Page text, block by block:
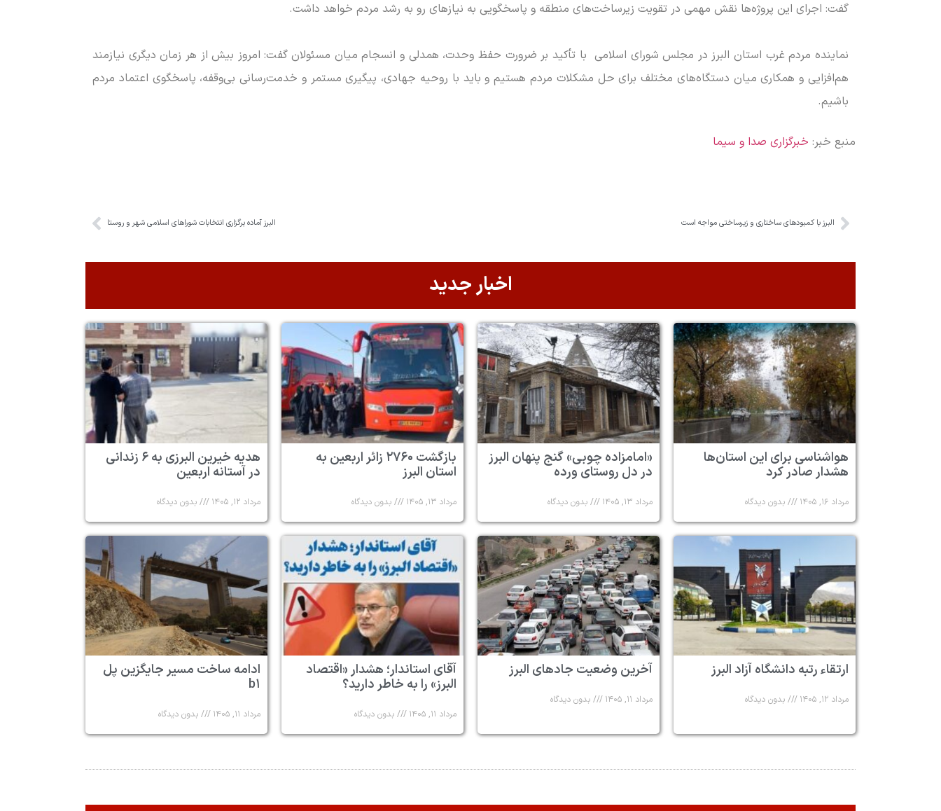
گفت: اجرای این پروژه‌ها نقش مهمی در تقویت زیرساخت‌های منطقه و پاسخگویی به نیاز‌های رو به رشد مردم خواهد داشت.
نماینده مردم غرب استان البرز در مجلس شورای اسلامی با تأکید بر ضرورت حفظ وحدت، همدلی و انسجام میان مسئولان گفت: امروز بیش از هر زمان دیگری نیازمند
هم‌افزایی و همکاری میان دستگاه‌های مختلف برای حل مشکلات مردم هستیم و باید با روحیه جهادی، پیگیری مستمر و خدمت‌رسانی بی‌وقفه، پاسخگوی اعتماد مردم
باشیم.
منبع خبر: خبرگزاری صدا و سیما
البرز با کمبود‌های ساختاری و زیرساختی مواجه است البرز آماده برگزاری انتخابات شورا‌های اسلامی شهر و روستا
اخبار جدید
هواشناسی برای این استان‌ها
هشدار صادر کرد
مرداد ۱۶, ۱۴۰۵ بدون دیدگاه
«امامزاده چوبی» گنج پنهان البرز
در دل روستای ورده
مرداد ۱۳, ۱۴۰۵ بدون دیدگاه
بازگشت ۲۷۶۰ زائر اربعین به
استان البرز
مرداد ۱۳, ۱۴۰۵ بدون دیدگاه
هدیه خیرین البرزی به ۶ زندانی
در آستانه اربعین
مرداد ۱۲, ۱۴۰۵ بدون دیدگاه
ارتقاء رتبه دانشگاه آزاد البرز
مرداد ۱۲, ۱۴۰۵ بدون دیدگاه
آخرین وضعیت جادهای البرز
مرداد ۱۱, ۱۴۰۵ بدون دیدگاه
آقای استاندار؛ هشدار «اقتصاد
البرز» را به خاطر دارید؟
مرداد ۱۱, ۱۴۰۵ بدون دیدگاه
ادامه ساخت مسیر جایگزین پل
b۱
مرداد ۱۱, ۱۴۰۵ بدون دیدگاه